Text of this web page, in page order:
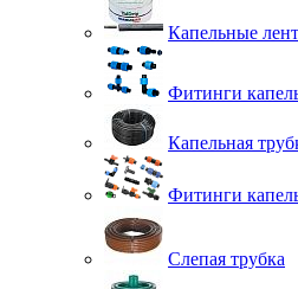
Капельные
Фитинги
Капельная
Фитинги
Слепая трубка